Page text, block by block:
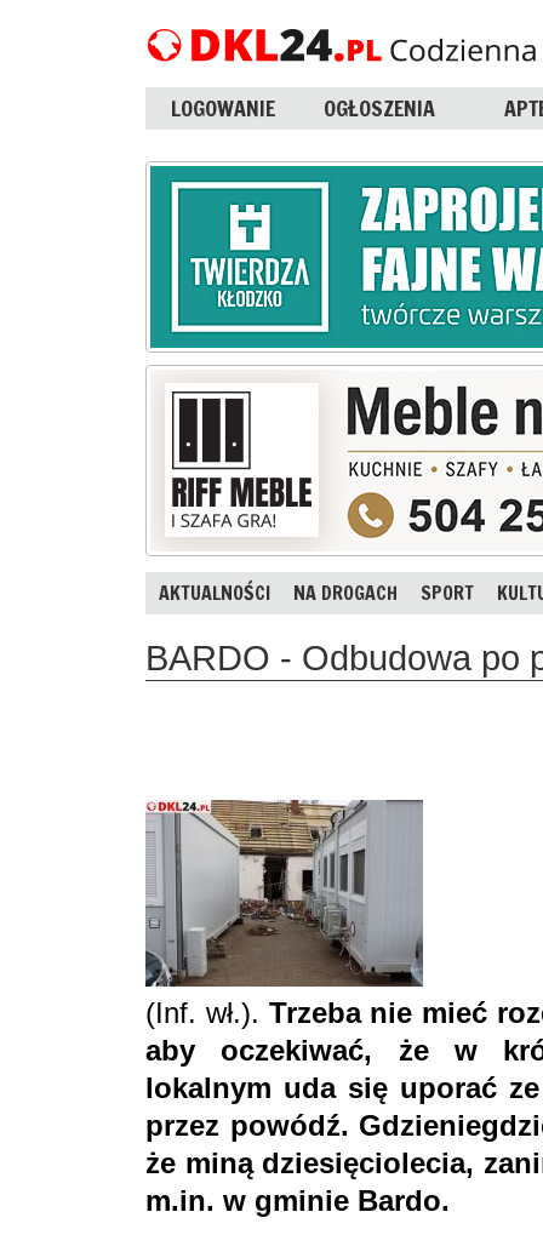
LOGOWANIE OGŁOSZENIA
AKTUALNOŚCI NA DROGACH SPORT
BARDO - Odbudowa po
(Inf. wł.). Trzeba nie mieć
aby oczekiwać, że w
lokalnym uda się uporać
przez powódź.
że miną dziesięciolecia,
m.in. w gminie Bardo.